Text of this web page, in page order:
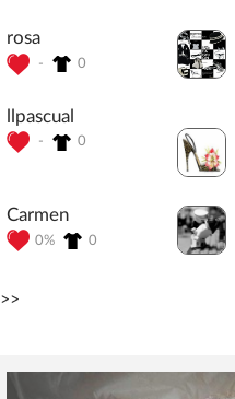
rosa
- 0
llpascual
- 0
Carmen
0% 0
>>